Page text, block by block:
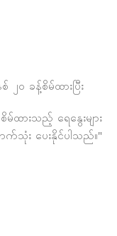
၂၀ ခန့်စိမ်ထားပြီး
းသည့် ရေနွေးများ
သုံး ပေးနိုင်ပါသည်။"